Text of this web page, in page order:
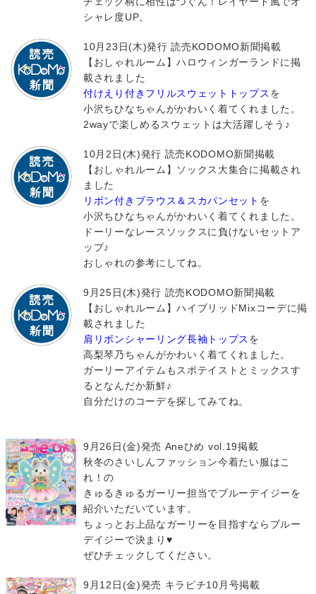
シャレ度UP。
10月23日(木)発行 読売KODOMO新聞掲載
【おしゃれルーム】ハロウィンガーランドに掲
載されました
付けえり付きフリルスウェットトップス を
小沢ちひなちゃんがかわいく着てくれました。
2wayで楽しめるスウェットは大活躍しそう♪
10月2日(木)発行 読売KODOMO新聞掲載
【おしゃれルーム】ソックス大集合に掲載され
ました
リボン付きブラウス＆スカパンセット を
小沢ちひなちゃんがかわいく着てくれました。
ドーリーなレースソックスに負けないセットア
ップ♪
おしゃれの参考にしてね。
9月25日(木)発行 読売KODOMO新聞掲載
【おしゃれルーム】ハイブリッドMixコーデに掲
載されました
肩リボンシャーリング長袖トップス を
高梨琴乃ちゃんがかわいく着てくれました。
ガーリーアイテムもスポテイストとミックスす
るとなんだか新鮮♪
自分だけのコーデを探してみてね。
9月26日(金)発売 Aneひめ vol.19掲載
秋冬のさいしんファッション今着たい服はこ
れ！の
きゅるきゅるガーリー担当でブルーデイジーを
紹介いただいています。
ちょっとお上品なガーリーを目指すならブルー
デイジーで決まり♥
ぜひチェックしてください。
9月12日(金)発売 キラピチ10月号掲載